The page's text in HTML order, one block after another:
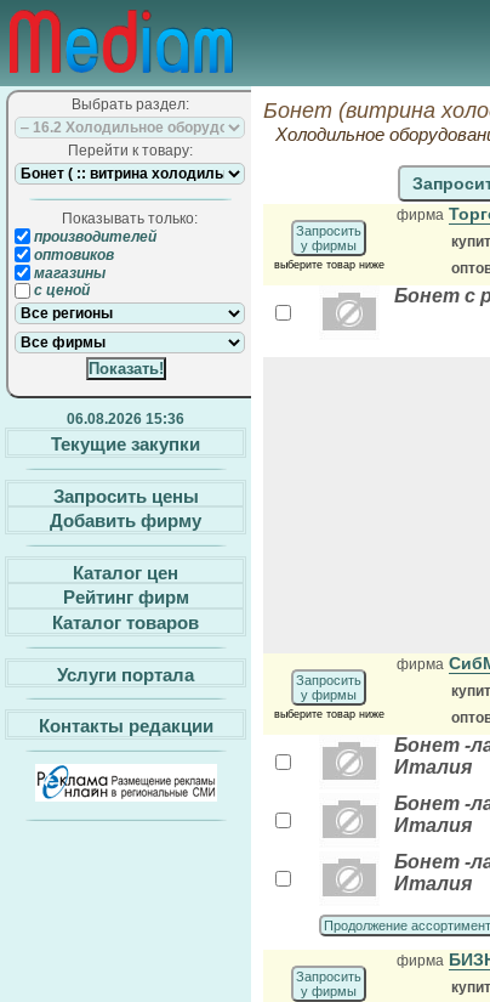
Выбрать раздел:
Перейти к товару:
Показывать только:
производителей
оптовиков
магазины
с ценой
06.08.2026 15:36
Текущие закупки
Запросить цены
Добавить фирму
Каталог цен
Рейтинг фирм
Каталог товаров
Услуги портала
Контакты редакции
Бонет (витрина
Холодильное
Запросить
у фирмы
выберите товар ниже
фирма
Бонет с
Запросить
у фирмы
выберите товар ниже
фирма
Бонет -
Италия
Бонет -
Италия
Бонет -
Италия
Продолжение
Запросить
у фирмы
фирма